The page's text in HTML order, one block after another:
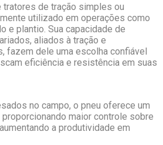
tratores de tração simples ou
utilizado em operações como
e plantio. Sua capacidade de
aliados à tração e
fazem dele uma escolha confiável
eficiência e resistência em suas
no campo, o pneu oferece um
maior controle sobre
a produtividade em